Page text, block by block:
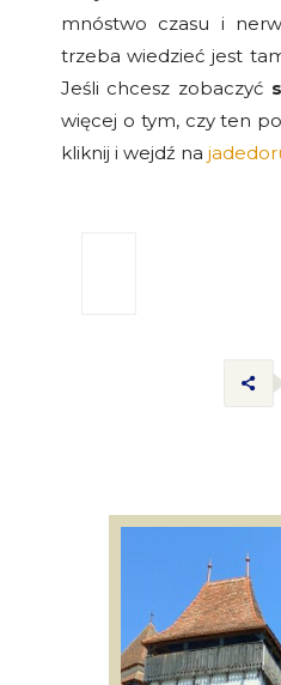
mnóstwo czasu i
trzeba wiedzieć jest
Jeśli chcesz zobaczyć
więcej o tym, czy ten
kliknij i wejdź na